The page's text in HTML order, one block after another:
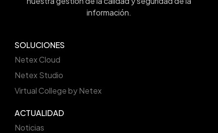
SOLUCIONES
Netex Cloud
Netex Studio
Virtual College by Netex
ACTUALIDAD
Noticias
información.